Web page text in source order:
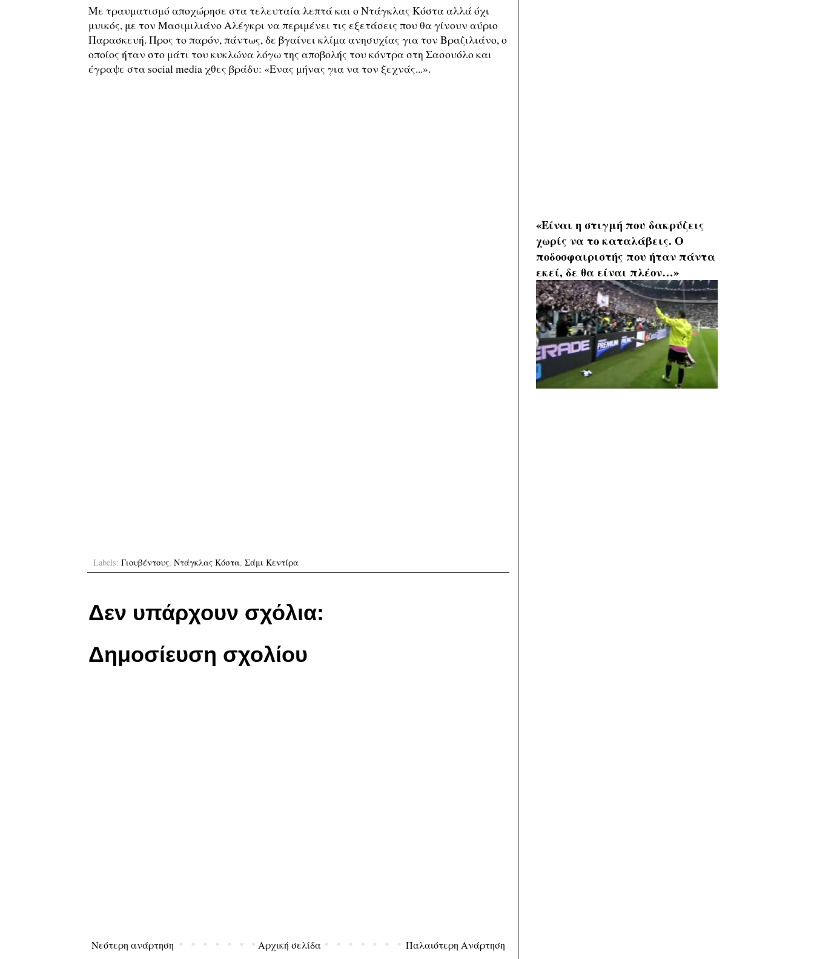
Με τραυματισμό αποχώρησε στα τελευταία λεπτά και ο Ντάγκλας Κόστα αλλά όχι
μυικός, με τον Μασιμιλιάνο Αλέγκρι να περιμένει τις εξετάσεις που θα γίνουν αύριο
Παρασκευή. Προς το παρόν, πάντως, δε βγαίνει κλίμα ανησυχίας για τον Βραζιλιάνο, ο
οποίος ήταν στο μάτι του κυκλώνα λόγω της αποβολής του κόντρα στη Σασουόλο και
έγραψε στα social media χθες βράδυ: «Ενας μήνας για να τον ξεχνάς...».
Labels: Γιουβέντους, Ντάγκλας Κόστα, Σάμι Κεντίρα
Δεν υπάρχουν σχόλια:
Δημοσίευση σχολίου
Νεότερη ανάρτηση Παλαιότερη Ανάρτηση
Αρχική σελίδα
«Είναι η στιγμή που δακρύζεις
χωρίς να το καταλάβεις. Ο
ποδοσφαιριστής που ήταν πάντα
εκεί, δε θα είναι πλέον…»